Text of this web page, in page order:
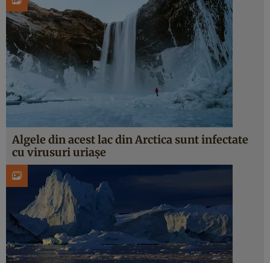
Algele din acest lac din Arctica sunt infectate
cu virusuri uriașe